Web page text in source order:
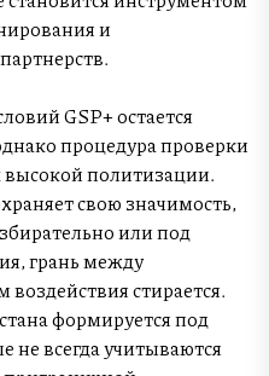
и
GSP+ остается
процедура проверки
высокой политизации.
свою значимость,
или под
грань между
стирается.
формируется под
не всегда учитываются